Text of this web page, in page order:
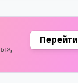
Перейти